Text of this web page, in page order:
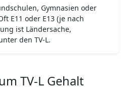
Gymnasien oder
E11 oder E13 (je nach
ist Ländersache,
den TV-L.
TV-L Gehalt